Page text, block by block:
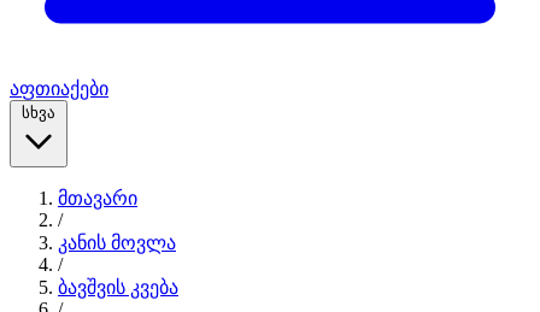
აფთიაქები
სხვა
მთავარი
/
კანის მოვლა
/
ბავშვის კვება